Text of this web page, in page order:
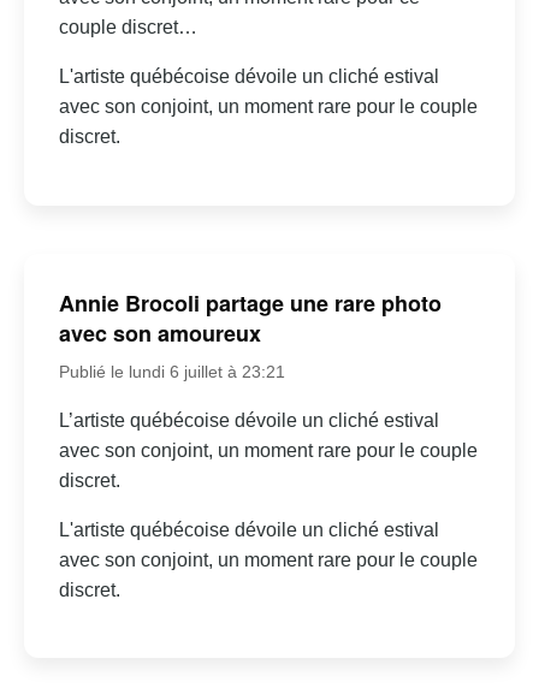
couple discret…
L'artiste québécoise dévoile un cliché estival
avec son conjoint, un moment rare pour le couple
discret.
Annie Brocoli partage une rare photo
avec son amoureux
Publié le lundi 6 juillet à 23:21
L’artiste québécoise dévoile un cliché estival
avec son conjoint, un moment rare pour le couple
discret.
L'artiste québécoise dévoile un cliché estival
avec son conjoint, un moment rare pour le couple
discret.